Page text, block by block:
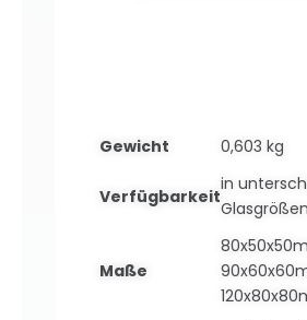
Gewicht 0,603 kg
Verfügbarkeit
in
Glasgrößen
Maße